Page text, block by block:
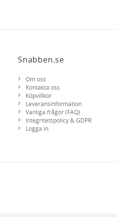
Snabben.se
Om oss
Kontakta oss
Köpvillkor
Leveransinformation
Vanliga frågor (FAQ)
Integritetspolicy & GDPR
Logga in